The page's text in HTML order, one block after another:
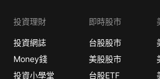
投資理財
投資網誌
Money錢
投資小學堂
即時股市
台股股市
美股股市
台股ETF